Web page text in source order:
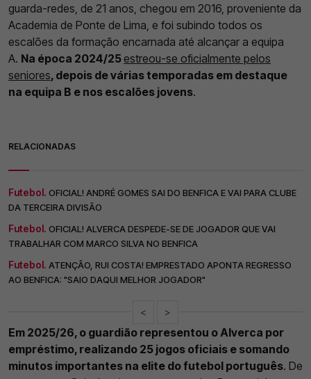
guarda-redes, de 21 anos, chegou em 2016, proveniente da
Academia de Ponte de Lima, e foi subindo todos os
escalões da formação encarnada até alcançar a equipa
A. Na época 2024/25 estreou-se oficialmente pelos
seniores, depois de várias temporadas em destaque
na equipa B e nos escalões jovens.
RELACIONADAS
Futebol. OFICIAL! ANDRÉ GOMES SAI DO BENFICA E VAI PARA CLUBE
DA TERCEIRA DIVISÃO
Futebol. OFICIAL! ALVERCA DESPEDE-SE DE JOGADOR QUE VAI
TRABALHAR COM MARCO SILVA NO BENFICA
Futebol. ATENÇÃO, RUI COSTA! EMPRESTADO APONTA REGRESSO
AO BENFICA: "SAIO DAQUI MELHOR JOGADOR"
< >
Em 2025/26, o guardião representou o Alverca por
empréstimo, realizando 25 jogos oficiais e somando
minutos importantes na elite do futebol português. De